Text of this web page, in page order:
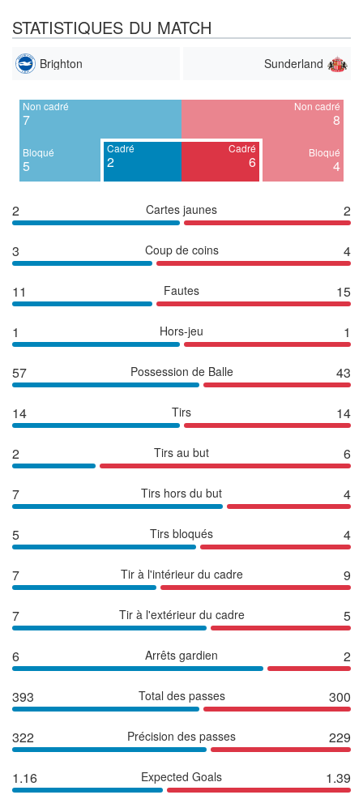
STATISTIQUES DU MATCH
Brighton Sunderland
Non cadré
7
Bloqué
5
Cadré
2
Cadré
6
Non cadré
8
Bloqué
4
2 Cartes jaunes 2
3 Coup de coins 4
11 Fautes 15
1 Hors-jeu 1
57 Possession de Balle 43
14 Tirs 14
2 Tirs au but 6
7 Tirs hors du but 4
5 Tirs bloqués 4
7 Tir à l'intérieur du cadre 9
7 Tir à l'extérieur du cadre 5
6 Arrêts gardien 2
393 Total des passes 300
322 Précision des passes 229
1.16 Expected Goals 1.39